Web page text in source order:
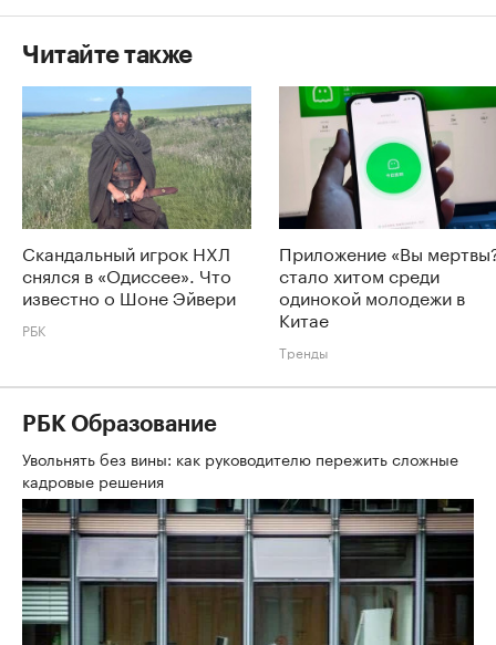
Читайте также
Скандальный игрок НХЛ
снялся в «Одиссее». Что
известно о Шоне Эйвери
РБК
Приложение «Вы
стало хитом среди
одинокой молодежи в
Китае
Тренды
РБК Образование
Увольнять без вины: как руководителю пережить сложные
кадровые решения